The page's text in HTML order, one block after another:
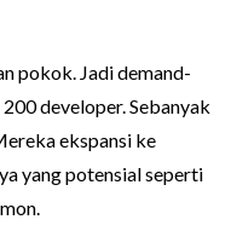
pokok. Jadi demand-
developer. Sebanyak
ekspansi ke
yang potensial seperti